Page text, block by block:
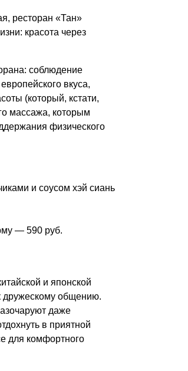
ресторан «Тан»
красота через
соблюдение
вкуса,
(который, кстати,
массажа, которым
физического
и соусом хэй сиань
— 590 руб.
и японской
дружескому общению.
даже
в приятной
для комфортного